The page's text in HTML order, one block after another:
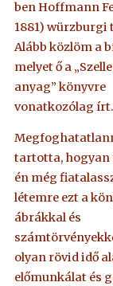
ben Hoffmann
1881) würzburgi
Alább közlöm a
melyet ő a
anyag” könyvre
vonatkozólag írt.
tartotta,
én még
létemre ezt a
ábrákkal és
olyan rövid idő
előmunkálat és